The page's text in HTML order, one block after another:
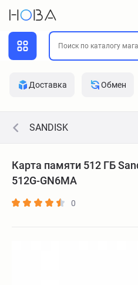
Доставка Обмен
SANDISK
Карта памяти 512 ГБ
512G-GN6MA
0